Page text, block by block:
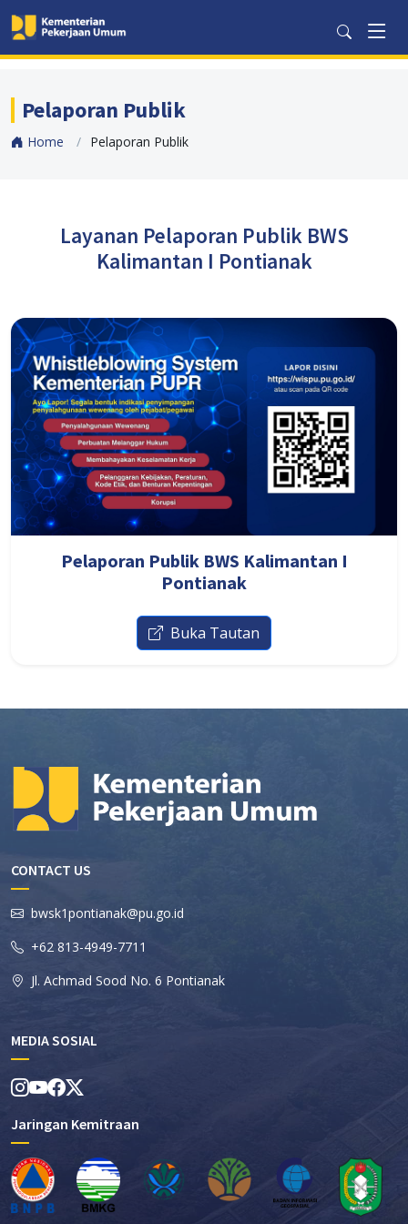
Pelaporan Publik
Home Pelaporan Publik
Layanan Pelaporan Publik BWS
Kalimantan I Pontianak
Pelaporan Publik BWS Kalimantan I
Pontianak
Buka Tautan
CONTACT US
bwsk1pontianak@pu.go.id
+62 813-4949-7711
Jl. Achmad Sood No. 6 Pontianak
MEDIA SOSIAL
Jaringan Kemitraan